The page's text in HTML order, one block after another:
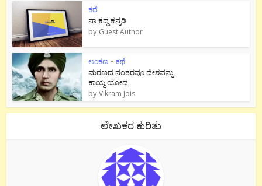
ಕಥೆ
ನಾ ಕದ್ದ ಕನ್ನಡಿ
by Guest Author
ಅಂಕಣ • ಕಥೆ
ಮರಣದ ನಂತರವೂ ದೇಶವನ್ನು
ಕಾಯ್ದ ಯೋಧ
byVikram Jois
ಲೇಖಕರ ಕುರಿತು